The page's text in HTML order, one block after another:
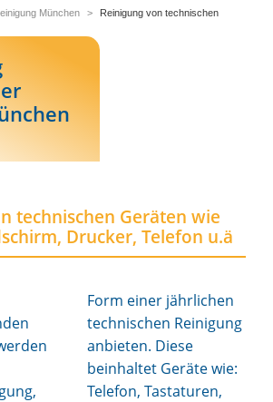
München >
Reinigung von technischen
technischen Geräten wie
Drucker, Telefon u.ä
Form einer jährlichen
technischen Reinigung
anbieten. Diese
beinhaltet Geräte wie:
Telefon, Tastaturen,